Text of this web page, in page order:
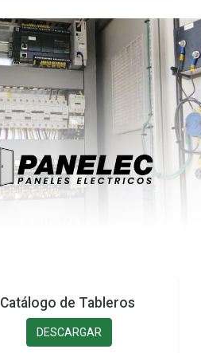
Catálogo de Tableros
DESCARGAR